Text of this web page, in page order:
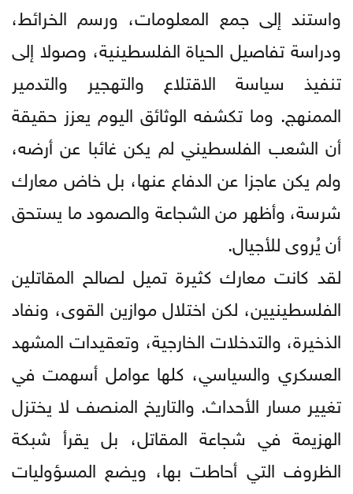
واستند إلى جمع المعلومات، ورسم الخرائط،
ودراسة تفاصيل الحياة الفلسطينية، وصولا إلى
تنفيذ سياسة الاقتلاع والتهجير والتدمير
الممنهج. وما تكشفه الوثائق اليوم يعزز حقيقة
أن الشعب الفلسطيني لم يكن غائبا عن أرضه،
ولم يكن عاجزا عن الدفاع عنها، بل خاض معارك
شرسة، وأظهر من الشجاعة والصمود ما يستحق
أن يُروى للأجيال.
لقد كانت معارك كثيرة تميل لصالح المقاتلين
الفلسطينيين، لكن اختلال موازين القوى، ونفاد
الذخيرة، والتدخلات الخارجية، وتعقيدات المشهد
العسكري والسياسي، كلها عوامل أسهمت في
تغيير مسار الأحداث. والتاريخ المنصف لا يختزل
الهزيمة في شجاعة المقاتل، بل يقرأ شبكة
الظروف التي أحاطت بها، ويضع المسؤوليات